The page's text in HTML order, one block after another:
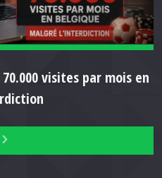
visites par mois en